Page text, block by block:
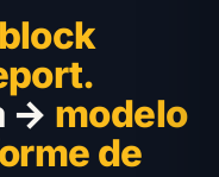
block
→ modelo
de